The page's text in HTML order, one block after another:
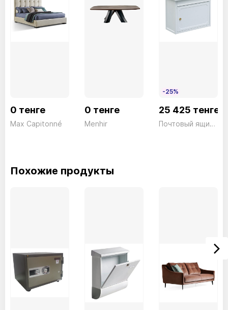
L009Натуральный дуб
CM012Calacatta высший блестящий
CM025Noir Desir матовый
0 тенге
Max Capitonné
0 тенге
Menhir
-25%
25 425 тенге
Почтовый ящик Kopenh 882 W
Похожие продукты